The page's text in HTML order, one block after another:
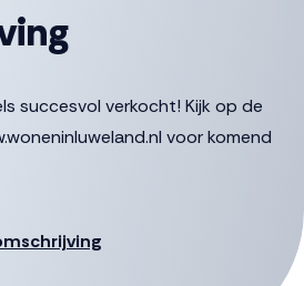
succesvol verkocht! Kijk op de
voor komend